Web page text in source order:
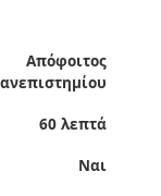
Απόφοιτος
60 λεπτά
Ναι